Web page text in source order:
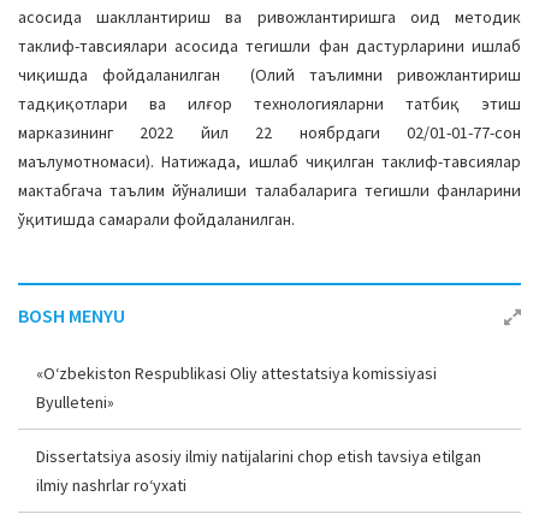
асосида шакллантириш ва ривожлантиришга оид методик
таклиф-тавсиялари асосида тегишли фан дастурларини ишлаб
чиқишда фойдаланилган (Олий таълимни ривожлантириш
тадқиқотлари ва илғор технологияларни татбиқ этиш
марказининг 2022 йил 22 ноябрдаги 02/01-01-77-сон
маълумотномаси). Натижада, ишлаб чиқилган таклиф-тавсиялар
мактабгача таълим йўналиши талабаларига тегишли фанларини
ўқитишда самарали фойдаланилган.
BOSH MENYU
«O‘zbekiston Respublikasi Oliy attestatsiya komissiyasi
Byulleteni»
Dissertatsiya asosiy ilmiy natijalarini chop etish tavsiya etilgan
ilmiy nashrlar ro‘yxati